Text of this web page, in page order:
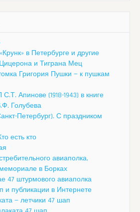
в Петербурге и другие
и Тиграна Мец
Григория Пушки — к пушкам
Апинове (1918-1943) в книге
Голубева
Петербург). С праздником
есть кто
авиаполка,
в Борках
47 штурмового авиаполка
и публикации в Интернете
— летчики 47 шап